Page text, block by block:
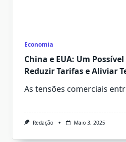
Economia
China e EUA: Um
Reduzir Tarifas e Aliviar
As tensões comerciais
Redação Maio 3, 2025